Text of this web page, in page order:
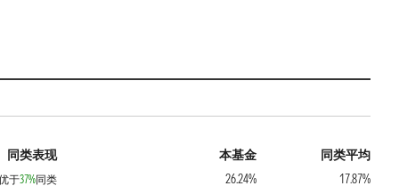
同类表现 本基金
同类平均
于37%同类 26.24%
17.87%